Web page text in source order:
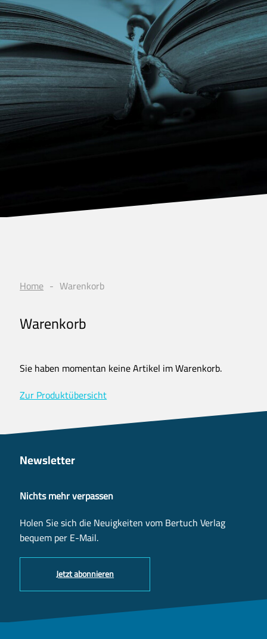
Home Warenkorb
Warenkorb
Sie haben momentan keine Artikel im Warenkorb.
Zur Produktübersicht
Newsletter
Nichts mehr verpassen
Holen Sie sich die Neuigkeiten vom Bertuch Verlag
bequem per E-Mail.
Jetzt abonnieren